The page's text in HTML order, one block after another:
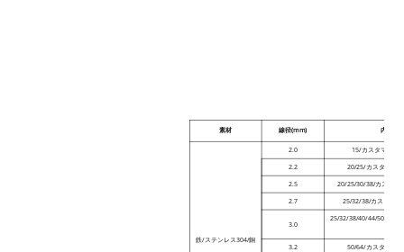
素材 線径(mm) 内径
鉄/ステンレス304/銅
2.0 15/カスタマイズ
2.2 20/25/カスタマイ
2.5 20/25/30/38/カスタマ
2.7 25/32/38/カスタマイ
3.0
25/32/38/40/44/50/64/カ
3.2
50/64/カスタマイ